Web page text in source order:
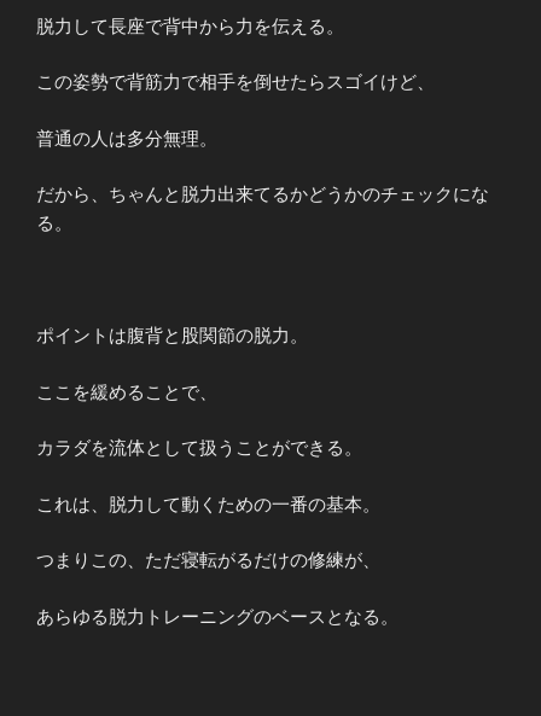
脱力して長座で背中から力を伝える。
この姿勢で背筋力で相手を倒せたらスゴイけど、
普通の人は多分無理。
だから、ちゃんと脱力出来てるかどうかのチェックにな
る。
ポイントは腹背と股関節の脱力。
ここを緩めることで、
カラダを流体として扱うことができる。
これは、脱力して動くための一番の基本。
つまりこの、ただ寝転がるだけの修練が、
あらゆる脱力トレーニングのベースとなる。